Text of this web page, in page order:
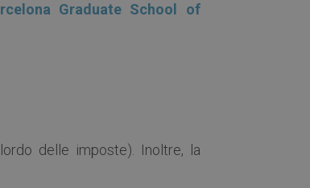
Graduate School of
delle imposte). Inoltre, la